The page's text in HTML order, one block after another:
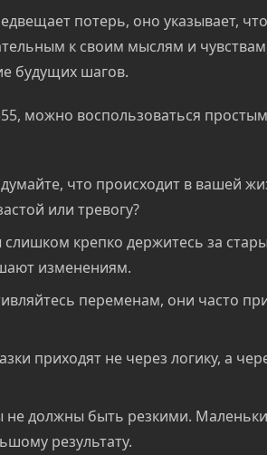
потерь, оно указывает,
к своим мыслям и
будущих шагов.
можно воспользоваться
что происходит в вашей
или тревогу?
крепко держитесь за
изменениям.
переменам, они часто
приходят не через логику, а
не должны быть резкими.
результату.